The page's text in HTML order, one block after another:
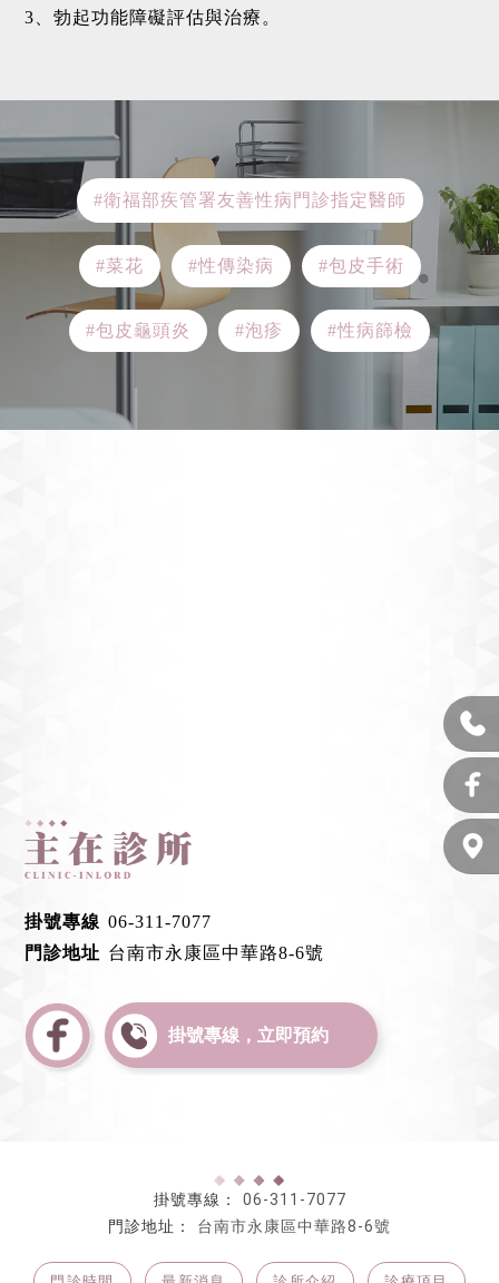
3、勃起功能障礙評估與治療。
#衛福部疾管署友善性病門診指定醫師
#菜花 #性傳染病 #包皮手術
#包皮龜頭炎 #泡疹 #性病篩檢
掛號專線 06-311-7077
門診地址 台南市永康區中華路8-6號
掛號專線，立即預約
06-311-7077
台南市永康區中華路8-6號